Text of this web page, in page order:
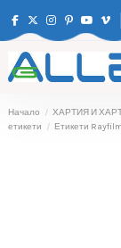
Начало ХАРТИЯ И
етикети
Етикети